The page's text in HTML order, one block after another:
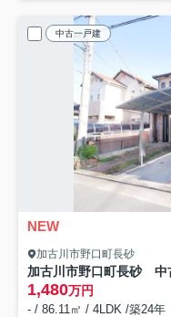
中古一戸建
NEW
加古川市野口町長砂
加古川市野口町長砂 中
1,480万円
- / 86.11㎡ / 4LDK /築24年